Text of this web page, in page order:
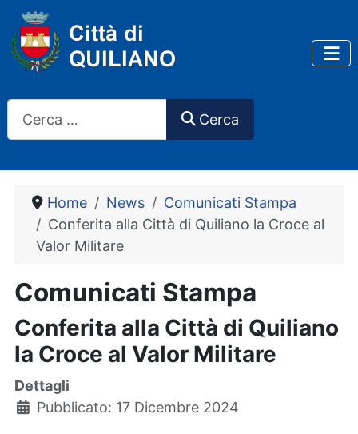
Cerca
Home News
Comunicati Stampa
Conferita alla Città di Quiliano la Croce al
Valor Militare
Comunicati Stampa
Conferita alla Città di Quiliano
la Croce al Valor Militare
Dettagli
Pubblicato: 17 Dicembre 2024